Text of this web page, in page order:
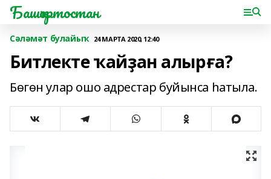
Башҡортостан
Сәләмәт булайыҡ 24 МАРТА 2020, 12:40
Битлекте ҡайҙан алырға?
Бөгөн улар ошо адрестар буйынса һатыла.